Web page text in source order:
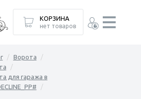
Ворота
для гаража в
КОРЗИНА
нет товаров